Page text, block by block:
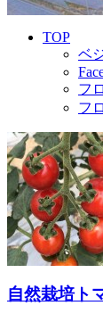
TOP
ベ
フ
フ
自然栽培ト